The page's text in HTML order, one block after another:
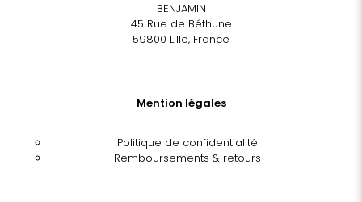
BENJAMIN
45 Rue de Béthune
59800 Lille, France
Mention légales
Politique de confidentialité
Remboursements & retours